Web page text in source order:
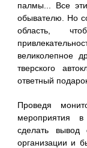
палмы... Все
обывателю. Но
область,
великолепное
тверского
ответный
Проведя
мероприятия
сделать
организации и